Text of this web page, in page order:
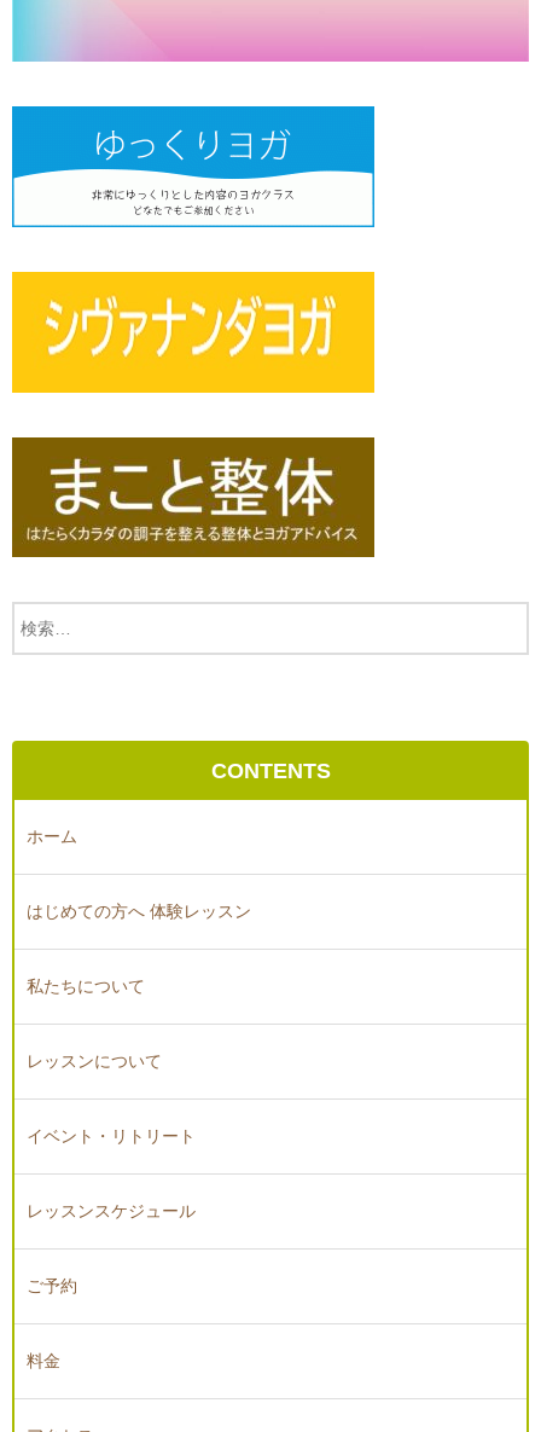
CONTENTS
ホーム
はじめての方へ 体験レッスン
私たちについて
レッスンについて
イベント・リトリート
レッスンスケジュール
ご予約
料金